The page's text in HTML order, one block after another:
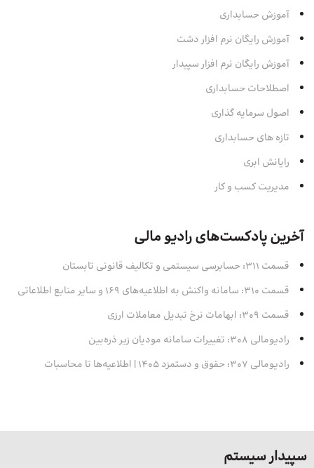
آموزش حسابداری
آموزش رایگان نرم افزار دشت
آموزش رایگان نرم افزار سپیدار
اصطلاحات حسابداری
اصول سرمایه‌ گذاری
تازه های حسابداری
رایانش ابری
مدیریت کسب و کار
آخرین پادکست‌های رادیو مالی
قسمت 311: حسابرسی سیستمی و تکالیف قانونی تابستان
قسمت 310: سامانه واکنش به اطلاعیه‌های 169 و سایر منابع اطلاعاتی
قسمت 309: ابهامات نرخ تبدیل معاملات ارزی
رادیومالی 308: تغییرات سامانه مودیان زیر ذره‌بین
رادیومالی 307: حقوق و دستمزد 1405 | اطلاعیه‌ها تا محاسبات
سپیدار سیستم